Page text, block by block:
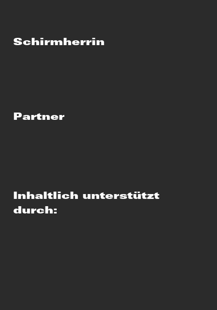
Schirmherrin
Partner
Inhaltlich unterstützt
durch: